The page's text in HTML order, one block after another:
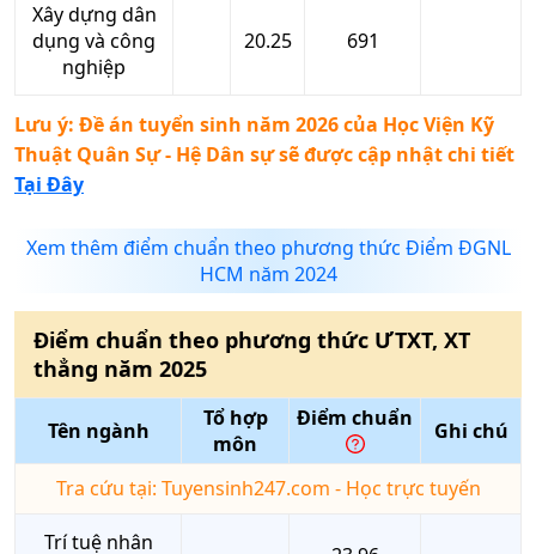
Xây dựng dân
dụng và công
nghiệp
20.25 691
Lưu ý: Đề án tuyển sinh năm 2026 của Học Viện Kỹ
Thuật Quân Sự - Hệ Dân sựsẽ được cập nhật chi tiết
Tại Đây
Xem thêm điểm chuẩn theo phương thức Điểm ĐGNL
HCM năm 2024
Điểm chuẩn theo phương thức ƯTXT, XT
thẳng năm 2025
Tên ngành
Tổ hợp
môn
Điểm chuẩn Ghi chú
Tra cứu tại: Tuyensinh247.com - Học trực tuyến
Trí tuệ nhân